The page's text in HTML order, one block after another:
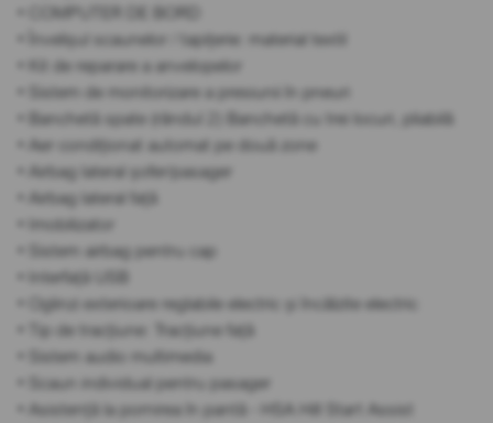
• COMPUTER DE BORD
• Învelișul scaunelor / tapițerie: material textil
• Kit de reparare a anvelopelor
• Sistem de monitorizare a presiunii în pneuri
• Banchetă spate (rândul 2) Banchetă cu trei locuri, pliabilă
• Aer condiționat automat pe două zone
• Airbag lateral șofer/pasager
• Airbag lateral față
• Imobilizator
• Sistem airbag pentru cap
• Interfață USB
• Oglinzi exterioare reglabile electric și încălzite electric
• Tip de tracțiune: Tracțiune față
• Sistem audio multimedia
• Scaun individual pentru pasager
• Asistență la pornirea în pantă - HSA Hill Start Assist